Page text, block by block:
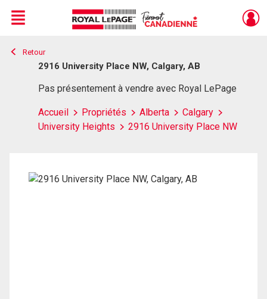
Live
En Direct
Menu
Retour
2916 University Place NW, Calgary, AB
Pas présentement à vendre avec Royal LePage
Accueil Propriétés Alberta
Calgary
University Heights
2916 University Place NW